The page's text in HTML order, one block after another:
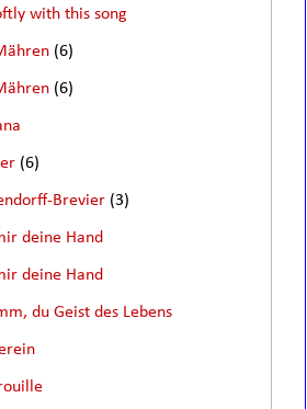
with this song
(6)
(6)
(6)
Brevier (3)
deine Hand
deine Hand
du Geist des Lebens